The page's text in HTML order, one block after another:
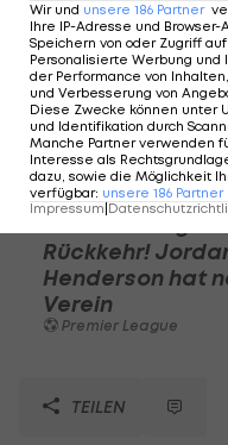
Rückkehr!
Henderson hat
Verein
Premier League
TEILEN
Wir und unsere 186 Partner
Ihre IP-Adresse und
Speichern von oder Zugriff
Personalisierte Werbung
der Performance von
und Verbesserung von
Diese Zwecke können unter
und Identifikation durch
Manche Partner verwenden
Interesse als
dazu, sowie die Möglichkeit
verfügbar: unsere 186 Partner
Impressum